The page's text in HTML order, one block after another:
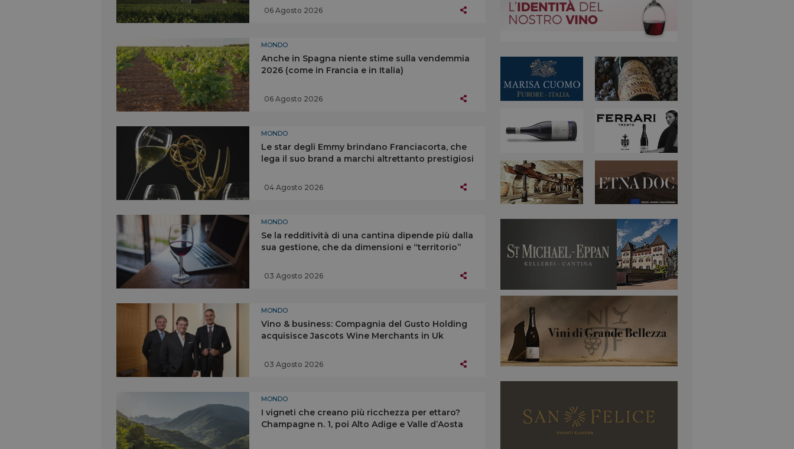
06 Agosto 2026
MONDO
Anche in Spagna niente stime sulla vendemmia
2026 (come in Francia e in Italia)
06 Agosto 2026
MONDO
Le star degli Emmy brindano Franciacorta, che
lega il suo brand a marchi altrettanto prestigiosi
04 Agosto 2026
MONDO
Se la redditività di una cantina dipende più dalla
sua gestione, che da dimensioni e “territorio”
03 Agosto 2026
MONDO
Vino & business: Compagnia del Gusto Holding
acquisisce Jascots Wine Merchants in Uk
03 Agosto 2026
MONDO
I vigneti che creano più ricchezza per ettaro?
Champagne n. 1, poi Alto Adige e Valle d’Aosta